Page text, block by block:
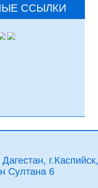
ССЫЛКИ
г.Каспийск,
Султана 6